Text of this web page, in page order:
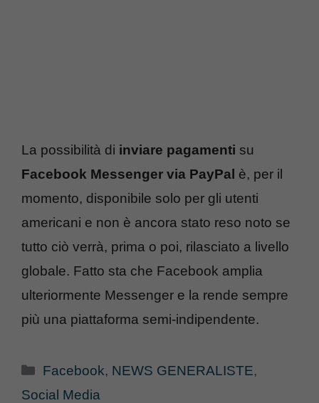
La possibilità di inviare pagamenti su
Facebook Messenger via PayPal è, per il
momento, disponibile solo per gli utenti
americani e non è ancora stato reso noto se
tutto ciò verrà, prima o poi, rilasciato a livello
globale. Fatto sta che Facebook amplia
ulteriormente Messenger e la rende sempre
più una piattaforma semi-indipendente.
Categorie
Facebook, NEWS GENERALISTE,
Social Media